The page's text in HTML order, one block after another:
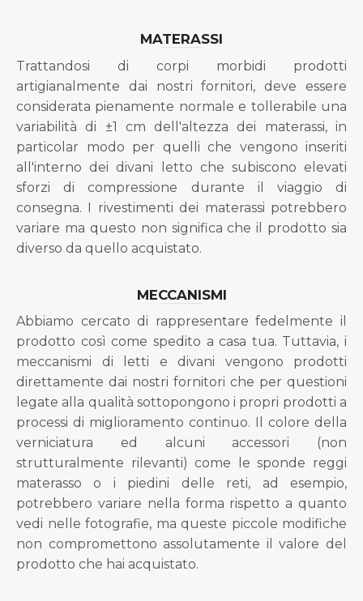
MATERASSI
Trattandosi di corpi morbidi prodotti
artigianalmente dai nostri fornitori, deve essere
considerata pienamente normale e tollerabile una
variabilità di ±1 cm dell'altezza dei materassi, in
particolar modo per quelli che vengono inseriti
all'interno dei divani letto che subiscono elevati
sforzi di compressione durante il viaggio di
consegna. I rivestimenti dei materassi potrebbero
variare ma questo non significa che il prodotto sia
diverso da quello acquistato.
MECCANISMI
Abbiamo cercato di rappresentare fedelmente il
prodotto così come spedito a casa tua. Tuttavia, i
meccanismi di letti e divani vengono prodotti
direttamente dai nostri fornitori che per questioni
legate alla qualità sottopongono i propri prodotti a
processi di miglioramento continuo. Il colore della
verniciatura ed alcuni accessori (non
strutturalmente rilevanti) come le sponde reggi
materasso o i piedini delle reti, ad esempio,
potrebbero variare nella forma rispetto a quanto
vedi nelle fotografie, ma queste piccole modifiche
non compromettono assolutamente il valore del
prodotto che hai acquistato.